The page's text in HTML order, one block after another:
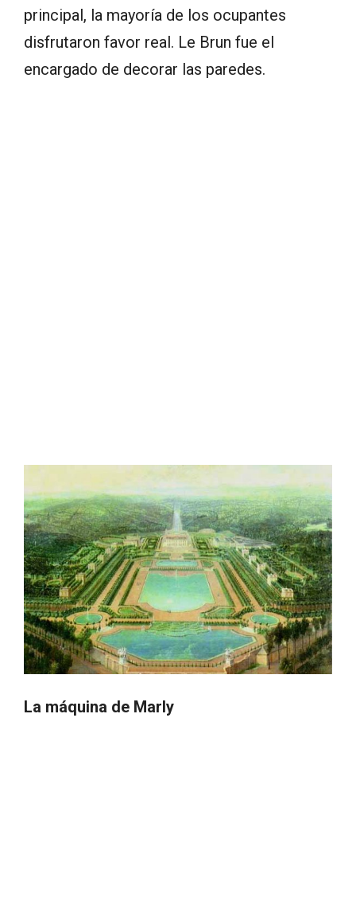
principal, la mayoría de los ocupantes
disfrutaron favor real. Le Brun fue el
encargado de decorar las paredes.
La máquina de Marly